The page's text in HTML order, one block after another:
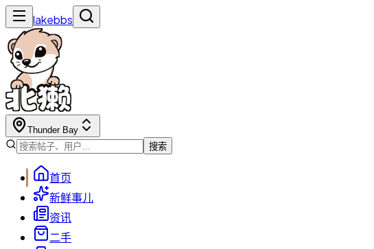
lakebbs
Thunder Bay
搜索
首页
新鲜事儿
资讯
二手